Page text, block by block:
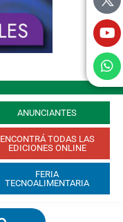
ANUNCIANTES
ENCONTRÁ TODAS LAS
EDICIONES ONLINE
FERIA
TECNOALIMENTARIA